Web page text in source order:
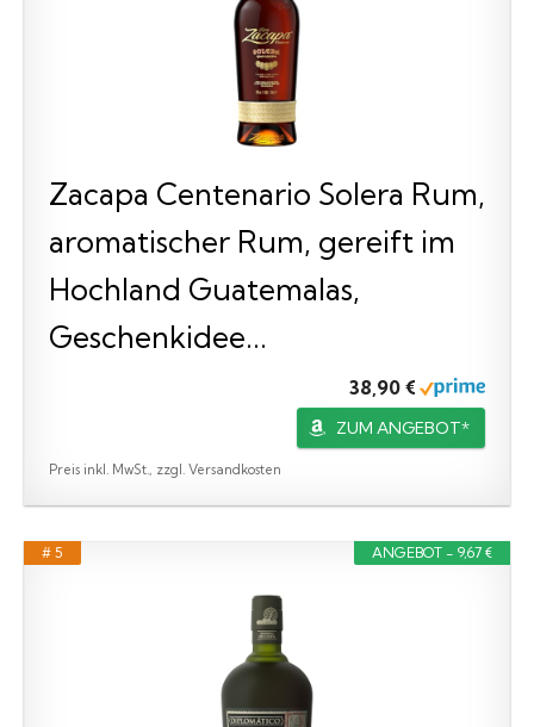
Zacapa Centenario Solera Rum,
aromatischer Rum, gereift im
Hochland Guatemalas,
Geschenkidee...
38,90 €
ZUM ANGEBOT*
Preis inkl. MwSt., zzgl. Versandkosten
ANGEBOT - 9,67 €
# 5